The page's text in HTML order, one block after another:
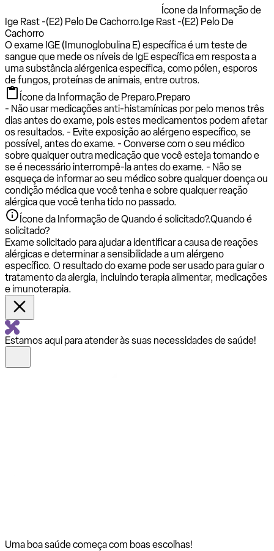
Ícone da Informação de
Ige Rast -(E2) Pelo De Cachorro.Ige Rast -(E2) Pelo De
Cachorro
O exame IGE (Imunoglobulina E) específica é um teste de
sangue que mede os níveis de IgE específica em resposta a
uma substância alérgenica específica, como pólen, esporos
de fungos, proteínas de animais, entre outros.
Ícone da Informação de Preparo.Preparo
- Não usar medicações anti-histamínicas por pelo menos três
dias antes do exame, pois estes medicamentos podem afetar
os resultados. - Evite exposição ao alérgeno específico, se
possível, antes do exame. - Converse com o seu médico
sobre qualquer outra medicação que você esteja tomando e
se é necessário interrompê-la antes do exame. - Não se
esqueça de informar ao seu médico sobre qualquer doença ou
condição médica que você tenha e sobre qualquer reação
alérgica que você tenha tido no passado.
Ícone da Informação de Quando é solicitado?.Quando é
solicitado?
Exame solicitado para ajudar a identificar a causa de reações
alérgicas e determinar a sensibilidade a um alérgeno
específico. O resultado do exame pode ser usado para guiar o
tratamento da alergia, incluindo terapia alimentar, medicações
e imunoterapia.
Estamos aqui para atender às suas necessidades de saúde!
Uma boa saúde começa com boas escolhas!